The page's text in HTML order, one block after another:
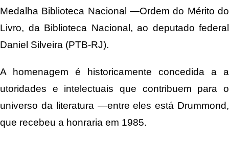
Medalha Biblioteca Nacional —Ordem do Mérito do
Livro, da Biblioteca Nacional, ao deputado federal
Daniel Silveira (PTB-RJ).
A homenagem é historicamente concedida a a
utoridades e intelectuais que contribuem para o
universo da literatura —entre eles está Drummond,
que recebeu a honraria em 1985.